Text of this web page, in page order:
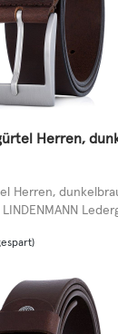
Herren,
Herren,